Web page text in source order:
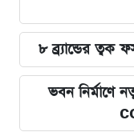
৮ ব্র্যান্ডের ত্বক
ভবন নির্মাণে